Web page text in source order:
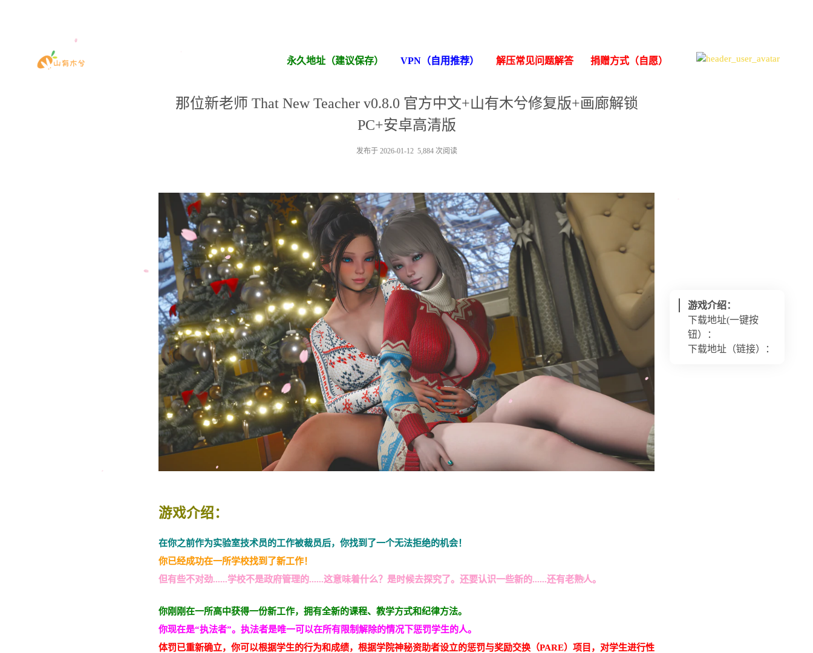
永久地址（建议保存） VPN（自用推荐） 解压常见问题解答 捐赠方式（自愿）
那位新老师 That New Teacher v0.8.0 官方中文+山有木兮修复版+画廊解锁
PC+安卓高清版
发布于 2026-01-12 5,884 次阅读
游戏介绍：
在你之前作为实验室技术员的工作被裁员后，你找到了一个无法拒绝的机会！
你已经成功在一所学校找到了新工作！
但有些不对劲......学校不是政府管理的......这意味着什么？是时候去探究了。还要认识一些新的......还有老熟人。
你刚刚在一所高中获得一份新工作，拥有全新的课程、教学方式和纪律方法。
你现在是“执法者”。执法者是唯一可以在所有限制解除的情况下惩罚学生的人。
体罚已重新确立，你可以根据学生的行为和成绩，根据学院神秘资助者设立的惩罚与奖励交换（PARE）项目，对学生进行性
游戏介绍：
下载地址(一键按
钮）：
下载地址（链接）：